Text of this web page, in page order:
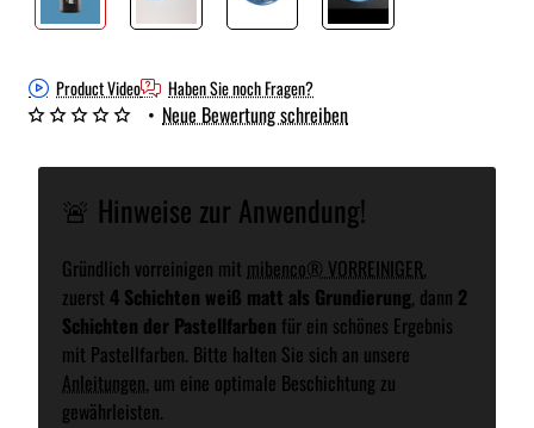
Product Video Haben Sie noch Fragen?
🚨 Hinweise zur Anwendung!
Gründlich vorreinigen mit mibenco® VORREINIGER,
zuerst 4 Schichten weiß matt als Grundierung, dann 2
Schichten der Pastellfarben für ein schönes Ergebnis
mit Pastellfarben. Bitte halten Sie sich an unsere
Anleitungen, um eine optimale Beschichtung zu
gewährleisten.
• Neue Bewertung schreiben